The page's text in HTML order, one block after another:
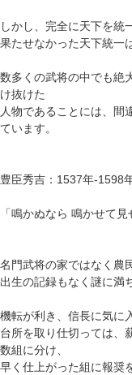
しかし、完全に天下を統
果たせなかった天下統一
数多くの武将の中でも絶
け抜けた
人物であることには、間
ています。
豊臣秀吉：1537年-1598
「鳴かぬなら 鳴かせて見
名門武将の家ではなく農
出生の記録もなく謎に満
機転が利き、信長に気に
台所を取り仕切っては、
数組に分け、
早く仕上がった組に報奨